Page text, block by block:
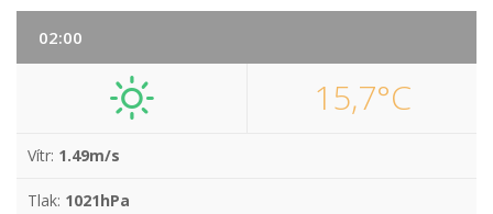
02:00
15,7°C
Vítr: 1.49m/s
Tlak: 1021hPa